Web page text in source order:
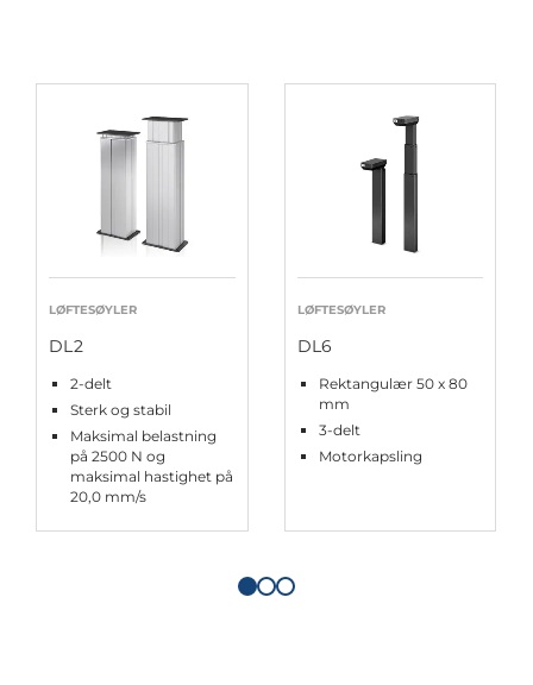
LØFTESØYLER
DL2
2-delt
Sterk og stabil
Maksimal belastning
på 2500 N og
maksimal hastighet på
20,0 mm/s
LØFTESØYLER
DL6
Rektangulær 50 x 80
mm
3-delt
Motorkapsling